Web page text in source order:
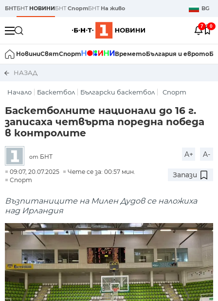
БНТБНТ НОВИНИБНТСпортБНТ На живо BG
7 0
НовиниСвятСпорт ВреметоБългария и еврото
НАЗАД
Начало Баскетбол Български баскетбол Спорт
Баскетболните национали до 16 г.
записаха четвърта поредна победа
в контролите
от БНТ A+ A-
09:07, 20.07.2025
Чете се за: 00:57 мин.
Спорт
Запази
Възпитаниците на Милен Дудов се наложиха
над Ирландия